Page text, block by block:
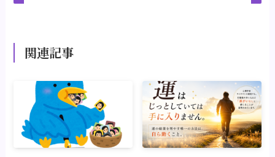
関連記事